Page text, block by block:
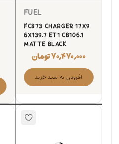
FUEL
FC873 CHARGER 17X9
6X139.7 ET1 CB106.1
MATTE BLACK
۷۰,۴۷۰,۰۰۰تومان
افزودن به سبد خرید